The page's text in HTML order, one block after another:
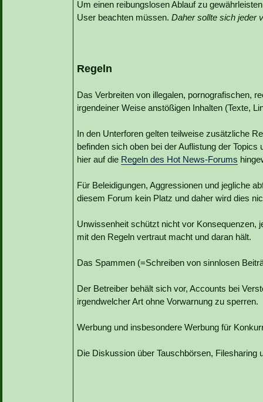
Um einen reibungslosen Ablauf zu
User beachten müssen. Daher sollte sich jeder
Regeln
Das Verbreiten von illegalen, pornografischen,
irgendeiner Weise anstößigen Inhalten (Texte,
In den Unterforen gelten teilweise zusätzliche
befinden sich oben bei der Auflistung der
hier auf die Regeln des Hot News-Forums
Für Beleidigungen, Aggressionen und jegliche
diesem Forum kein Platz und daher wird dies
Unwissenheit schützt nicht vor Konsequenzen,
mit den Regeln vertraut macht und daran hält.
Das Spammen (=Schreiben von sinnlosen
Der Betreiber behält sich vor, Accounts bei
irgendwelcher Art ohne Vorwarnung zu sperren.
Werbung und insbesondere Werbung für
Die Diskussion über Tauschbörsen, Filesharing